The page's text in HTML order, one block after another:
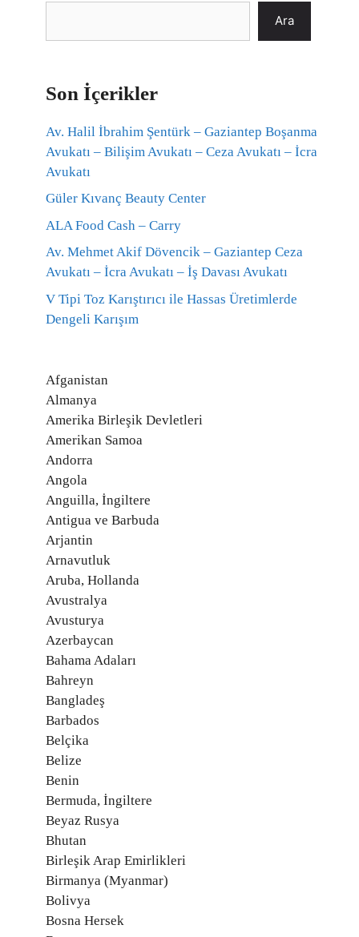
Ara
Son İçerikler
Av. Halil İbrahim Şentürk – Gaziantep Boşanma
Avukatı – Bilişim Avukatı – Ceza Avukatı – İcra
Avukatı
Güler Kıvanç Beauty Center
ALA Food Cash – Carry
Av. Mehmet Akif Dövencik – Gaziantep Ceza
Avukatı – İcra Avukatı – İş Davası Avukatı
V Tipi Toz Karıştırıcı ile Hassas Üretimlerde
Dengeli Karışım
Afganistan
Almanya
Amerika Birleşik Devletleri
Amerikan Samoa
Andorra
Angola
Anguilla, İngiltere
Antigua ve Barbuda
Arjantin
Arnavutluk
Aruba, Hollanda
Avustralya
Avusturya
Azerbaycan
Bahama Adaları
Bahreyn
Bangladeş
Barbados
Belçika
Belize
Benin
Bermuda, İngiltere
Beyaz Rusya
Bhutan
Birleşik Arap Emirlikleri
Birmanya (Myanmar)
Bolivya
Bosna Hersek